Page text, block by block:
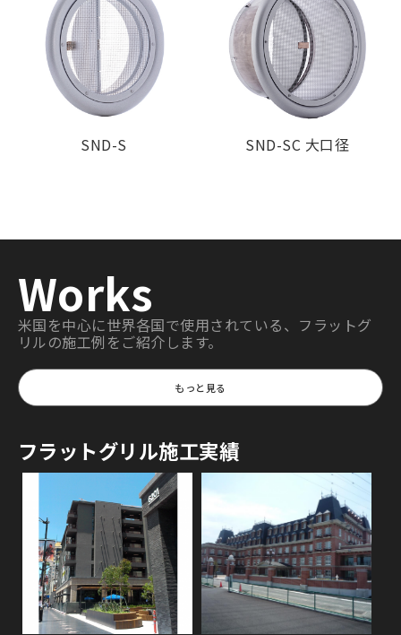
SND-S SND-SC 大口径
Works
米国を中心に世界各国で使用されている、フラットグ
リルの施工例をご紹介します。
もっと見る
フラットグリル施工実績